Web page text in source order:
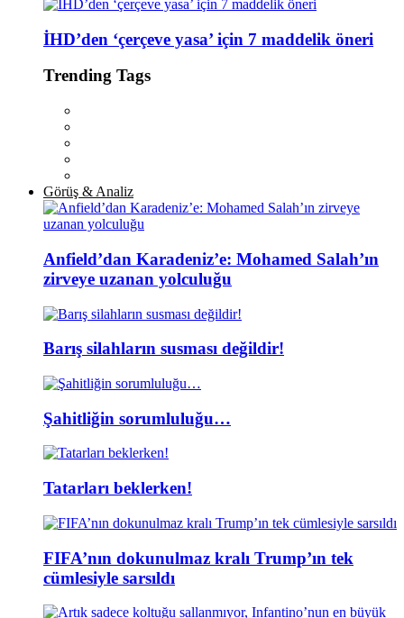
İHD’den ‘çerçeve yasa’ için 7 maddelik öneri
Trending Tags
Görüş & Analiz
Anfield’dan Karadeniz’e: Mohamed Salah’ın
zirveye uzanan yolculuğu
Barış silahların susması değildir!
Şahitliğin sorumluluğu…
Tatarları beklerken!
FIFA’nın dokunulmaz kralı Trump’ın tek
cümlesiyle sarsıldı